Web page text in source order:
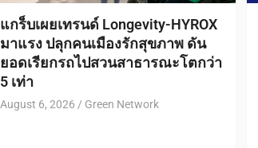
แกร็บเผยเทรนด์ Longevity-HYROX
มาแรง ปลุกคนเมืองรักสุขภาพ ดัน
ยอดเรียกรถไปสวนสาธารณะโตกว่า
5 เท่า
August 6, 2026 Green Network